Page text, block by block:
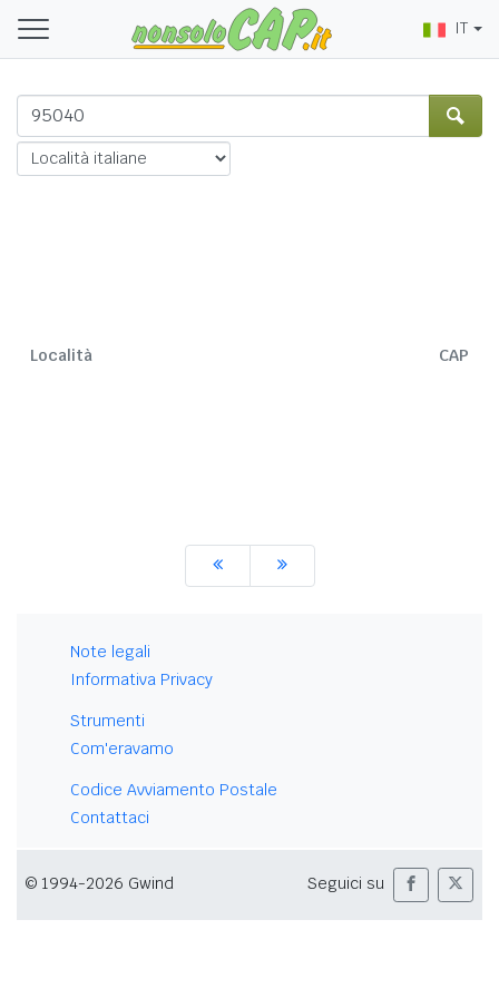
IT
Località CAP
Note legali
Informativa Privacy
Strumenti
Com'eravamo
Codice Avviamento Postale
Contattaci
© 1994-2026 Gwind Seguici su